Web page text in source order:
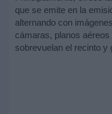
que se emite en la
alternando con
cámaras, planos
sobrevuelan el recinto